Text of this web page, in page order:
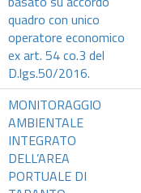
quadro con unico
operatore economico
ex art. 54 co.3 del
D.lgs.50/2016.
MONITORAGGIO
AMBIENTALE
INTEGRATO
DELL’AREA
PORTUALE DI